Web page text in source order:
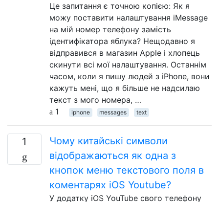
Це запитання є точною копією: Як я
можу поставити налаштування iMessage
на мій номер телефону замість
ідентифікатора яблука? Нещодавно я
відправився в магазин Apple і хлопець
скинути всі мої налаштування. Останнім
часом, коли я пишу людей з iPhone, вони
кажуть мені, що я більше не надсилаю
текст з мого номера, …
1
iphone messages text
1
Чому китайські символи
відображаються як одна з
кнопок меню текстового поля в
коментарях iOS Youtube?
У додатку iOS YouTube свого телефону